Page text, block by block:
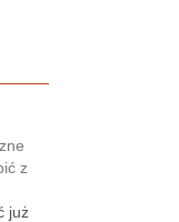
z
już